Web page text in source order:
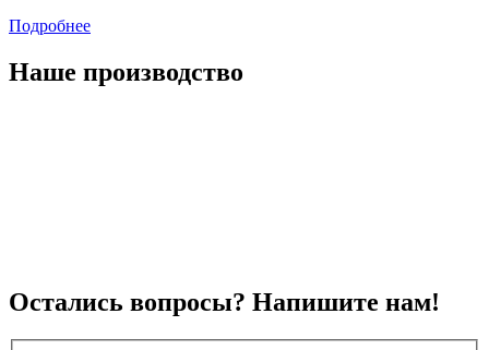
Подробнее
Наше производство
Остались вопросы? Напишите нам!